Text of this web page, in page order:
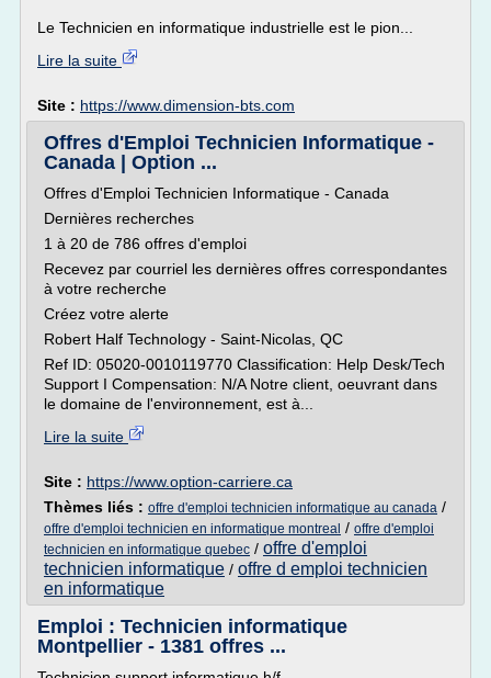
Le Technicien en informatique industrielle est le pion...
Lire la suite
Site : https://www.dimension-bts.com
Offres d'Emploi Technicien Informatique -
Canada | Option ...
Offres d'Emploi Technicien Informatique - Canada
Dernières recherches
1 à 20 de 786 offres d'emploi
Recevez par courriel les dernières offres correspondantes
à votre recherche
Créez votre alerte
Robert Half Technology - Saint-Nicolas, QC
Ref ID: 05020-0010119770 Classification: Help Desk/Tech
Support I Compensation: N/A Notre client, oeuvrant dans
le domaine de l'environnement, est à...
Lire la suite
Site : https://www.option-carriere.ca
Thèmes liés : offre d'emploi technicien informatique au canada /
offre d'emploi technicien en informatique montreal / offre d'emploi
technicien en informatique quebec / offre d'emploi
technicien informatique / offre d emploi technicien
en informatique
Emploi : Technicien informatique
Montpellier - 1381 offres ...